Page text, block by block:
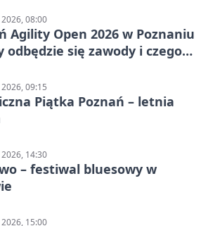
08:00
Agility Open 2026 w Poznaniu
odbędzie się zawody i czego
09:15
Piątka Poznań – letnia
14:30
– festiwal bluesowy w
15:00